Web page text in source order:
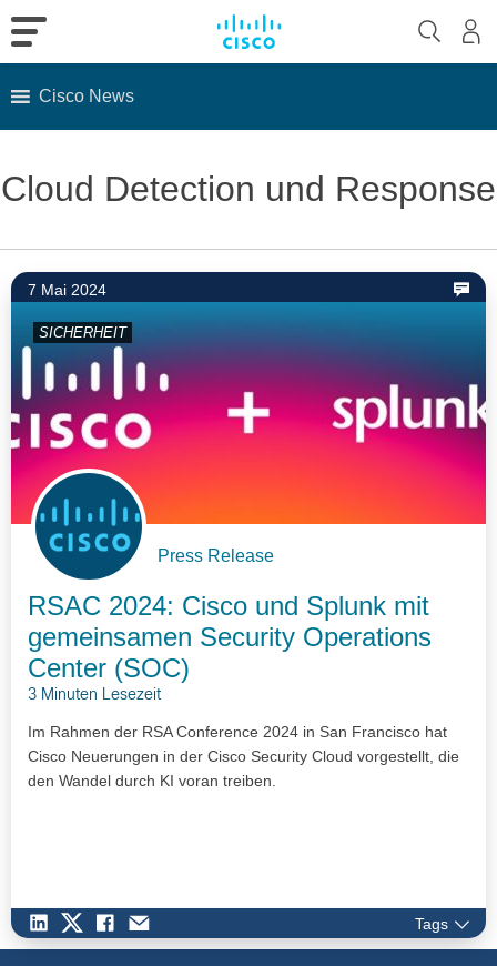
Cisco News
content
Cloud Detection und Response
7 Mai 2024
SICHERHEIT
Press Release
RSAC 2024: Cisco und Splunk mit
gemeinsamen Security Operations
Center (SOC)
3 Minuten Lesezeit
Im Rahmen der RSA Conference 2024 in San Francisco hat
Cisco Neuerungen in der Cisco Security Cloud vorgestellt, die
den Wandel durch KI voran treiben.
Tags